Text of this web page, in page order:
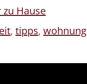
Hause
, tipps, wohnung